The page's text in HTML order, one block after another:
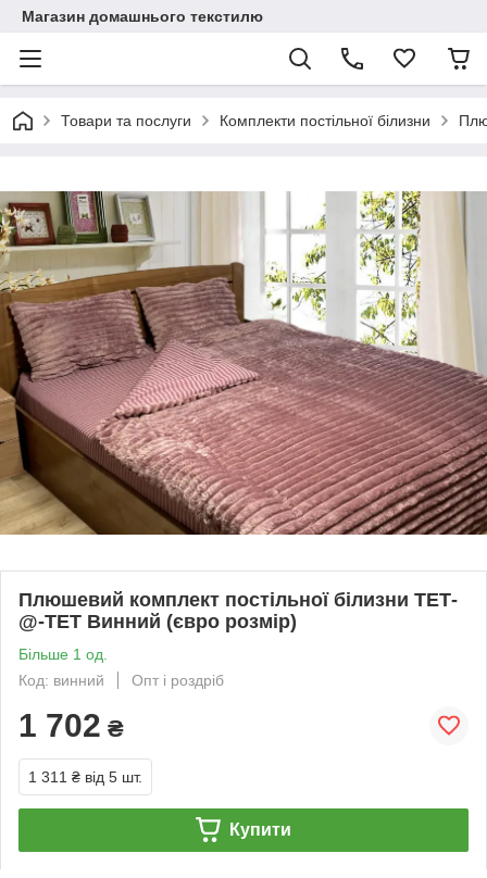
Магазин домашнього текстилю
Товари та послуги Комплекти постільної білизни
Плюшевий комплект постільної білизни ТЕТ-
@-ТЕТ Винний (євро розмір)
Більше 1 од.
Код: винний
Опт і роздріб
1 702 ₴
1 311 ₴ від 5 шт.
Купити